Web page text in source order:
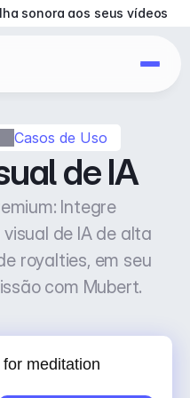
Casos de Uso
de IA
Integre
de IA de alta
royalties, em seu
com Mubert.
sonora aos seus vídeos